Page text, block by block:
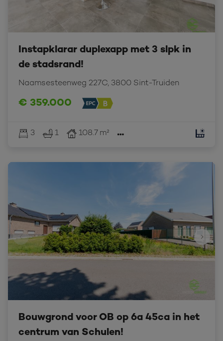
Instapklarar duplexapp met 3 slpk in
de stadsrand!
Naamsesteenweg 227C, 3800 Sint-Truiden
€ 359.000
3 1 108.7 m²
Bouwgrond voor OB op 6a 45ca in het
centrum van Schulen!